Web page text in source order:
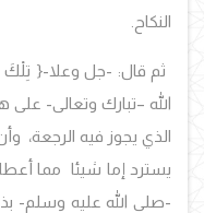
النكاح.
ثم قال: -جل وعلا-{ تِلْكَ
الله –تبارك وتعالى- على
الذي يجوز فيه الرجعة،
يسترد إما شيئا مما
-صلى الله عليه وسلم-